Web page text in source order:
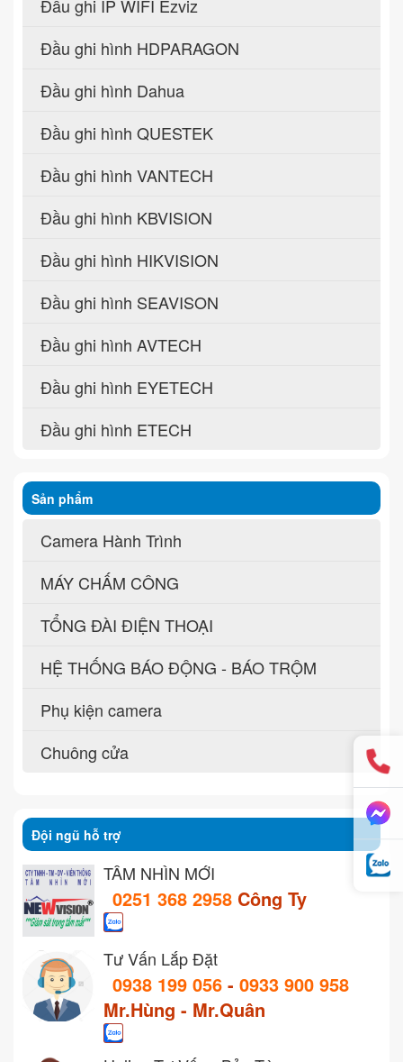
Đầu ghi IP WIFI Ezviz
Đầu ghi hình HDPARAGON
Đầu ghi hình Dahua
Đầu ghi hình QUESTEK
Đầu ghi hình VANTECH
Đầu ghi hình KBVISION
Đầu ghi hình HIKVISION
Đầu ghi hình SEAVISON
Đầu ghi hình AVTECH
Đầu ghi hình EYETECH
Đầu ghi hình ETECH
Sản phẩm
Camera Hành Trình
MÁY CHẤM CÔNG
TỔNG ĐÀI ĐIỆN THOẠI
HỆ THỐNG BÁO ĐỘNG - BÁO TRỘM
Phụ kiện camera
Chuông cửa
Đội ngũ hỗ trợ
TẦM NHÌN MỚI
0251 368 2958 Công Ty
Tư Vấn Lắp Đặt
0938 199 056 - 0933 900 958
Mr.Hùng - Mr.Quân